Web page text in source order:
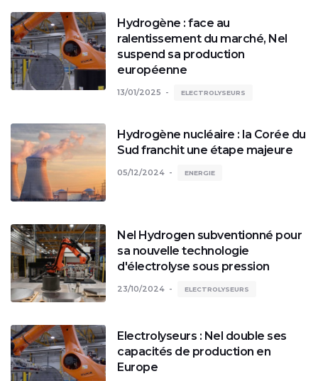
Hydrogène : face au
ralentissement du marché, Nel
suspend sa production
européenne
13/01/2025 ELECTROLYSEURS
Hydrogène nucléaire : la Corée du
Sud franchit une étape majeure
05/12/2024 ENERGIE
Nel Hydrogen subventionné pour
sa nouvelle technologie
d'électrolyse sous pression
23/10/2024 ELECTROLYSEURS
Electrolyseurs : Nel double ses
capacités de production en
Europe